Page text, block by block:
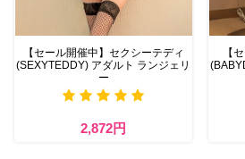
【セール開催中】セクシーテディ
(SEXYTEDDY) アダルト ランジェリ
ー
2,872円
【